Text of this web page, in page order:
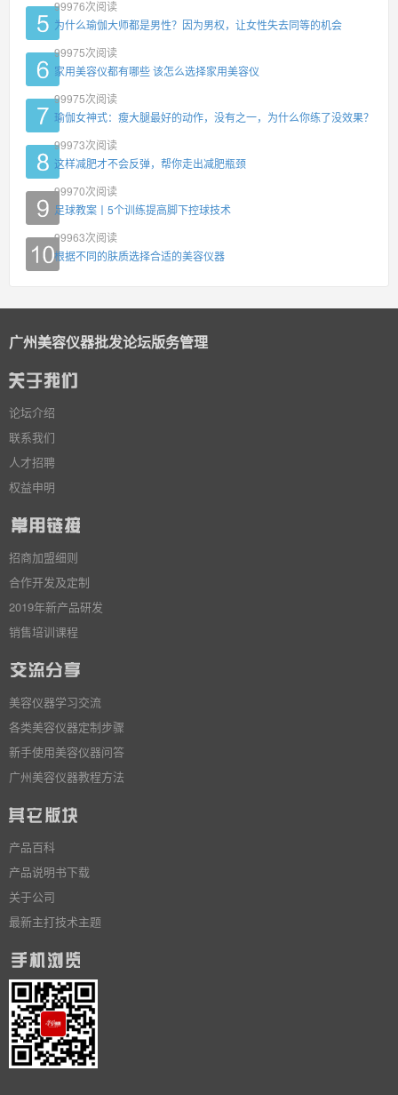
99976次阅读
为什么瑜伽大师都是男性？因为男权，让女性失去同等的机会
99975次阅读
家用美容仪都有哪些 该怎么选择家用美容仪
99975次阅读
瑜伽女神式：瘦大腿最好的动作，没有之一，为什么你练了没效果？
99973次阅读
这样减肥才不会反弹，帮你走出减肥瓶颈
99970次阅读
足球教案丨5个训练提高脚下控球技术
99963次阅读
根据不同的肤质选择合适的美容仪器
广州美容仪器批发论坛版务管理
论坛介绍
联系我们
人才招聘
权益申明
招商加盟细则
合作开发及定制
2019年新产品研发
销售培训课程
美容仪器学习交流
各类美容仪器定制步骤
新手使用美容仪器问答
广州美容仪器教程方法
产品百科
产品说明书下载
关于公司
最新主打技术主题